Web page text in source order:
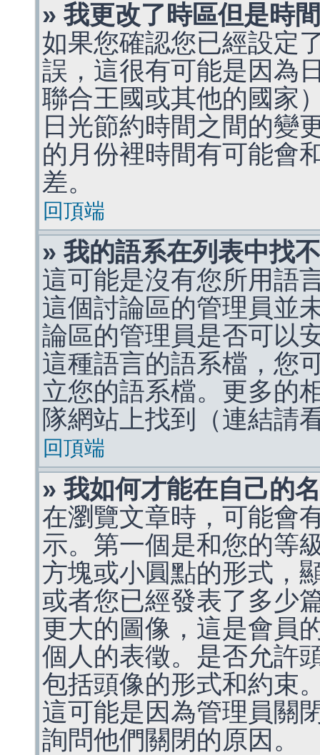
» 我更改了時區但是時
如果您確認您已經設定
誤，這很有可能是因為
聯合王國或其他的國家
日光節約時間之間的變
的月份裡時間有可能會
差。
回頂端
» 我的語系在列表中找
這可能是沒有您所用語
這個討論區的管理員並
論區的管理員是否可以
這種語言的語系檔，您
立您的語系檔。更多的
隊網站上找到（連結請
回頂端
» 我如何才能在自己的
在瀏覽文章時，可能會
示。第一個是和您的等
方塊或小圓點的形式，
或者您已經發表了多少
更大的圖像，這是會員
個人的表徵。是否允許
包括頭像的形式和約束
這可能是因為管理員關
詢問他們關閉的原因。